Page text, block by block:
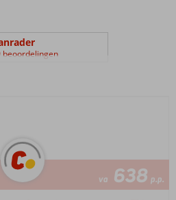
beoordelingen
va 638 p.p.